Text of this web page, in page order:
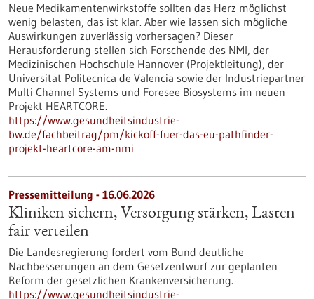
Neue Medikamentenwirkstoffe sollten das Herz möglichst
wenig belasten, das ist klar. Aber wie lassen sich mögliche
Auswirkungen zuverlässig vorhersagen? Dieser
Herausforderung stellen sich Forschende des NMI, der
Medizinischen Hochschule Hannover (Projektleitung), der
Universitat Politecnica de Valencia sowie der Industriepartner
Multi Channel Systems und Foresee Biosystems im neuen
Projekt HEARTCORE.
https://www.gesundheitsindustrie-
bw.de/fachbeitrag/pm/kickoff-fuer-das-eu-pathfinder-
projekt-heartcore-am-nmi
Pressemitteilung - 16.06.2026
Kliniken sichern, Versorgung stärken, Lasten
fair verteilen
Die Landesregierung fordert vom Bund deutliche
Nachbesserungen an dem Gesetzentwurf zur geplanten
Reform der gesetzlichen Krankenversicherung.
https://www.gesundheitsindustrie-